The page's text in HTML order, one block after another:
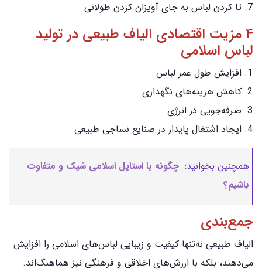
تا کردن لباس به جای آویزان کردن طولانی
۴ مزیت اقتصادی الیاف طبیعی در تولید
لباس اسلامی
افزایش طول عمر لباس
کاهش هزینه‌های نگهداری
صرفه‌جویی در انرژی
ایجاد اشتغال پایدار در صنایع نساجی طبیعی
همچنین بخوانید: چگونه با استایل اسلامی شیک و متفاوت
باشیم؟
جمع‌بندی
الیاف طبیعی نه‌تنها کیفیت و زیبایی لباس‌های اسلامی را افزایش
می‌دهند، بلکه با ارزش‌های اخلاقی و فرهنگی نیز هماهنگ‌اند.